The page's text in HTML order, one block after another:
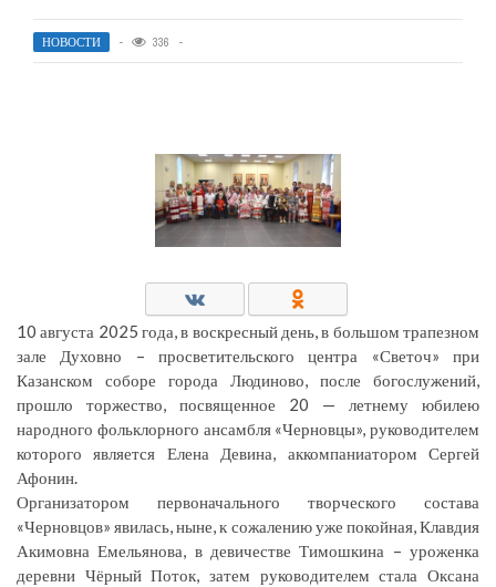
НОВОСТИ 336
10 августа 2025 года, в воскресный день, в большом трапезном
зале Духовно – просветительского центра «Светоч» при
Казанском соборе города Людиново, после богослужений,
прошло торжество, посвященное 20 — летнему юбилею
народного фольклорного ансамбля «Черновцы», руководителем
которого является Елена Девина, аккомпаниатором Сергей
Афонин.
Организатором первоначального творческого состава
«Черновцов» явилась, ныне, к сожалению уже покойная, Клавдия
Акимовна Емельянова, в девичестве Тимошкина – уроженка
деревни Чёрный Поток, затем руководителем стала Оксана